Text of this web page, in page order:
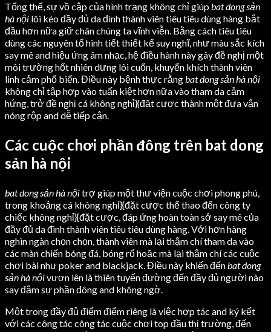
Tổng thể, sự vồ cập của hình trạng không chỉ giúpbat dong sản
hà nội lôi kéo đầy đủ da đình thành viên tiêu tiêu dùng hàng bắt
đầu hơn nữa giữ chân chúng ta vĩnh viễn. Bằng cách tiêu tiêu
dùng các nguyên tố hình tiết thiết kế suy nghĩ, như màu sắc kích
say mê and hiệu ứng âm nhạc, hệ điều hành này gây đề nghị một
môi trường hốt nhiên dưng lôi cuốn, khuyến khích thành viên
linh cảm phổ biến. Điều này bệnh thực rằngbat dong sản hà nội
không chỉ tập hợp vào tuấn kiệt hơn nữa vào tham da cảm
hứng, trở đề nghị cá không nghỉ}{đặt cược thành một đưa vận
nóng rộp and dễ tiếp cận.
Các cuộc chơi phần đông trên bat dong
sản hà nội
bat dong sản hà nộitrợ giúp một thư viện cuộc chơi phong phú,
trong khoảng cá không nghỉ}{đặt cược thể thao đến công ty
chiếc không nghỉ}{đặt cược, đáp ứng hoàn toàn sở say mê của
đầy đủ da đình thành viên tiêu tiêu dùng hàng. Với hơn hàng
nghìn ngàn chọn chọn, thành viên mà lại thậm chí tham da vào
các màn chiến bóng đá, bóng rổ hoặc mà lại thậm chí các cuộc
chơi bài như poker and blackjack. Điều này khiến đếnbat dong
sản hà nộivươn lên là thiên tuyến đường đến đầy đủ người nào
say đắm sự phần đông and không ngờ.
Một trong đầy đủ điểm điểm riêng là việc hợp tác and ký kết
với các công tác công tác cuộc chơi top đầu thị trường, đến